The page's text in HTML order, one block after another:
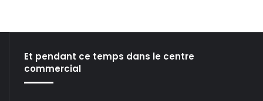
Et pendant ce temps dans le centre
commercial